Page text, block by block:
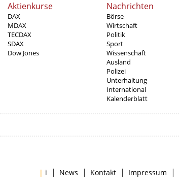
Aktienkurse
DAX
MDAX
TECDAX
SDAX
Dow Jones
Nachrichten
Börse
Wirtschaft
Politik
Sport
Wissenschaft
Ausland
Polizei
Unterhaltung
International
Kalenderblatt
| i | News | Kontakt | Impressum |